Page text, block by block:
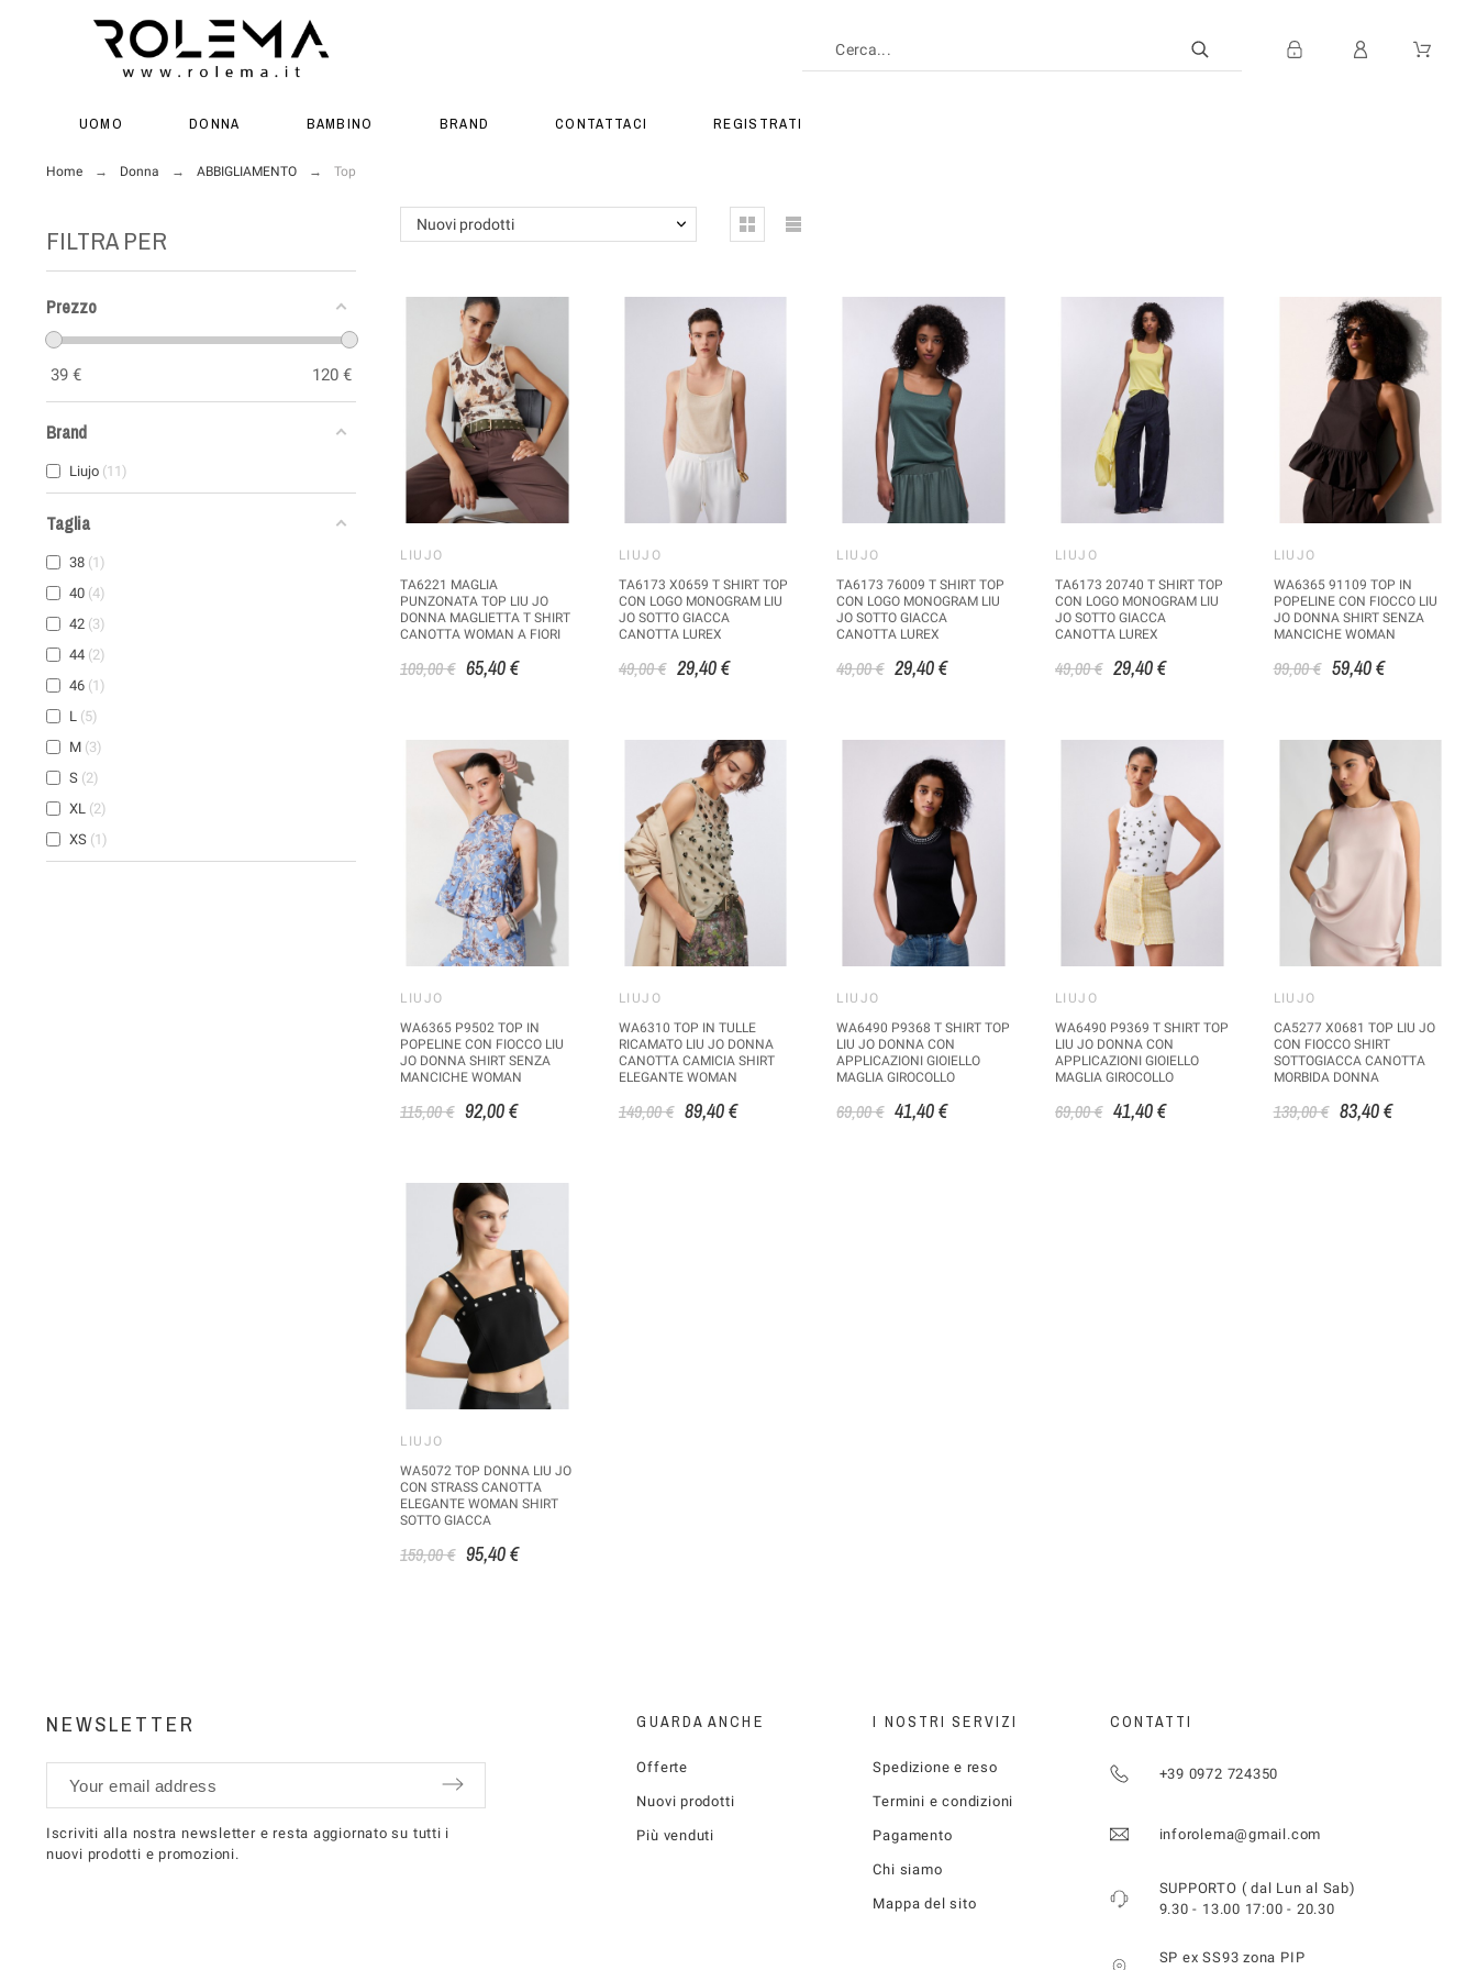
UOMO DONNA BAMBINO BRAND CONTATTACI REGISTRATI
Home Donna ABBIGLIAMENTO Top
FILTRA PER
Prezzo
39€ 120 €
Brand
Liujo 11
Taglia
38 1
40 4
42 3
44 2
46 1
L
5
M 3
S 2
XL
2
XS 1
Nuovi prodotti
LIUJO
TA6221 MAGLIA
PUNZONATA TOP LIU JO
DONNA MAGLIETTA T SHIRT
CANOTTA WOMAN A FIORI
109,00 € 65,40 €
LIUJO
TA6173 X0659 T SHIRT TOP
CON LOGO MONOGRAM LIU
JO SOTTO GIACCA
CANOTTA LUREX
49,00 € 29,40 €
LIUJO
TA6173 76009 T SHIRT TOP
CON LOGO MONOGRAM LIU
JO SOTTO GIACCA
CANOTTA LUREX
49,00 € 29,40 €
LIUJO
TA6173 20740 T SHIRT TOP
CON LOGO MONOGRAM LIU
JO SOTTO GIACCA
CANOTTA LUREX
49,00 € 29,40 €
LIUJO
WA6365 91109 TOP IN
POPELINE CON FIOCCO LIU
JO DONNA SHIRT SENZA
MANCICHE WOMAN
99,00 € 59,40 €
LIUJO
WA6365 P9502 TOP IN
POPELINE CON FIOCCO LIU
JO DONNA SHIRT SENZA
MANCICHE WOMAN
115,00 € 92,00 €
LIUJO
WA6310 TOP IN TULLE
RICAMATO LIU JO DONNA
CANOTTA CAMICIA SHIRT
ELEGANTE WOMAN
149,00 € 89,40 €
LIUJO
WA6490 P9368 T SHIRT TOP
LIU JO DONNA CON
APPLICAZIONI GIOIELLO
MAGLIA GIROCOLLO
69,00 € 41,40 €
LIUJO
WA6490 P9369 T SHIRT TOP
LIU JO DONNA CON
APPLICAZIONI GIOIELLO
MAGLIA GIROCOLLO
69,00 € 41,40 €
LIUJO
CA5277 X0681 TOP LIU JO
CON FIOCCO SHIRT
SOTTOGIACCA CANOTTA
MORBIDA DONNA
139,00 € 83,40 €
LIUJO
WA5072 TOP DONNA LIU JO
CON STRASS CANOTTA
ELEGANTE WOMAN SHIRT
SOTTO GIACCA
159,00 € 95,40 €
NEWSLETTER
Iscriviti alla nostra newsletter e resta aggiornato su tutti i
nuovi prodotti e promozioni.
GUARDA ANCHE
Offerte
Nuovi prodotti
Più venduti
I NOSTRI SERVIZI
Spedizione e reso
Termini e condizioni
Pagamento
Chi siamo
Mappa del sito
CONTATTI
+39 0972 724350
inforolema@gmail.com
SUPPORTO ( dal Lun al Sab)
9.30 - 13.00 17:00 - 20.30
SP ex SS93 zona PIP